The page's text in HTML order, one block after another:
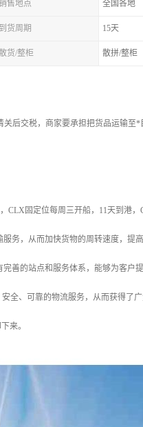
售地点 全国各地
到货周期 15天
货/整柜 散拼/整柜
后交税，商家要承担把货品运输至
固定位每周三开船，11天到港，
务，从而加快货物的周转速度，提高
善的站点和服务体系，能够为客户提
全、可靠的物流服务，从而获得了
来。